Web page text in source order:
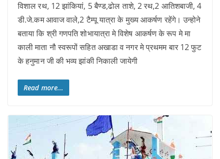
विशाल रथ, 12 झांकियां, 5 बैण्ड,ढोल ताशे, 2 रथ,2 आतिशबाजी, 4
डी.जे.कम आवाज वाले,2 टैम्पू यात्रा के मुख्य आकर्षण रहेंगे। उन्होने
बताया कि श्री गणपति शोभायात्रा मे विशेष आकर्षण के रूप मे मा
काली माता नौ स्वरूपों सहित अखाडा व नगर मे प्रथमम बार 12 फुट
के हनुमान जी की भव्य झांकी निकाली जायेगी
Read more...